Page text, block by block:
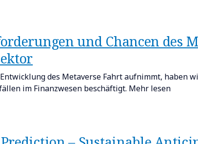
und Chancen des
des Metaverse Fahrt aufnimmt, haben
im Finanzwesen beschäftigt. Mehr lesen